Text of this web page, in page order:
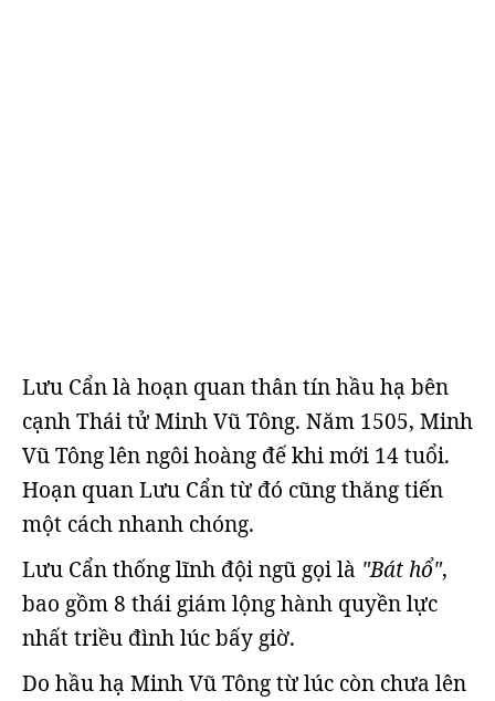
Lưu Cẩn là hoạn quan thân tín hầu hạ bên
cạnh Thái tử Minh Vũ Tông. Năm 1505, Minh
Vũ Tông lên ngôi hoàng đế khi mới 14 tuổi.
Hoạn quan Lưu Cẩn từ đó cũng thăng tiến
một cách nhanh chóng.
Lưu Cẩn thống lĩnh đội ngũ gọi là "Bát hổ",
bao gồm 8 thái giám lộng hành quyền lực
nhất triều đình lúc bấy giờ.
Do hầu hạ Minh Vũ Tông từ lúc còn chưa lên